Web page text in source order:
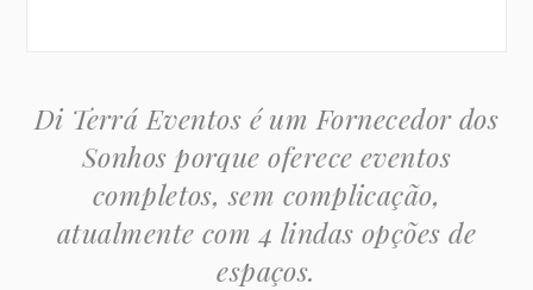
Di Terrá Eventos é um Fornecedor dos
Sonhos porque oferece eventos
completos, sem complicação,
atualmente com 4 lindas opções de
espaços.